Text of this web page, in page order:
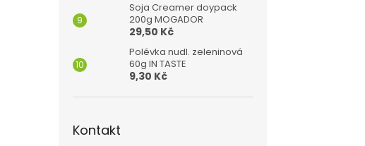
Soja Creamer doypack
200g MOGADOR
29,50 Kč
Polévka nudl. zeleninová
60g IN TASTE
9,30 Kč
Kontakt